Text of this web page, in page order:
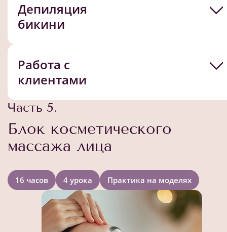
Депиляция
бикини
Работа с
клиентами
Часть 5.
Блок косметического
массажа лица
16 часов 4 урока Практика на моделях